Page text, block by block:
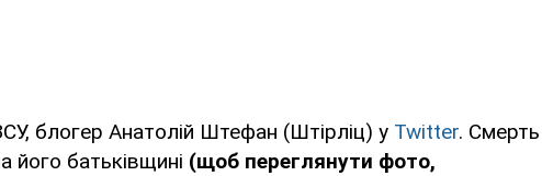
блогер Анатолій Штефан (Штірліц) у Twitter. Смерть
його батьківщині (щоб переглянути фото,